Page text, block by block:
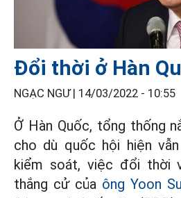
Đổi thời ở Hàn
NGẠC NGƯ | 14/03/2022 - 10:55
Ở Hàn Quốc, tổng thống
cho dù quốc hội hiện
kiểm soát, việc đổi thời
thắng cử của ông Yoon